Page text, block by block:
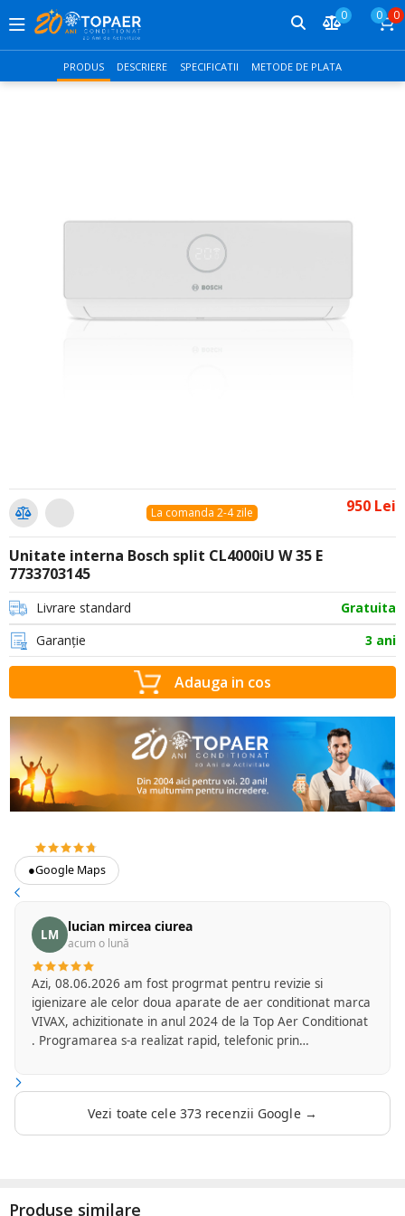
0 0 0
PRODUS DESCRIERE SPECIFICATII METODE DE PLATA
La comanda 2-4 zile 950 Lei
Unitate interna Bosch split CL4000iU W 35 E
7733703145
Livrare standard
Gratuita
Garanție
3 ani
Adauga in cos
●Google Maps
LM lucian mircea ciurea
acum o lună
Azi, 08.06.2026 am fost progrmat pentru revizie si
igienizare ale celor doua aparate de aer conditionat marca
VIVAX, achizitionate in anul 2024 de la Top Aer Conditionat
. Programarea s-a realizat rapid, telefonic prin
va veni reprezentantul firmei Top Aer care se ocupa cu
serviciile de mentenanta. D-l Mircea Marinica a fost foarte
punctual si a sosit la ora convenita de comun acord. A
aceasta ocazie ca si acum doi ani la montajul aparatelor ,
Vezi toate cele 373 recenzii Google →
Produse similare